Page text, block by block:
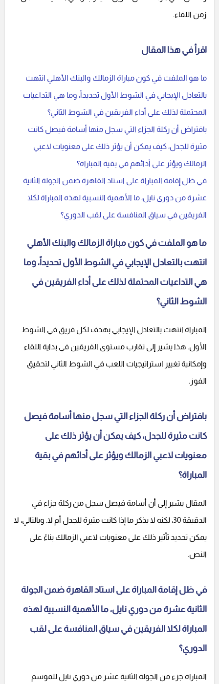
زمن اللقاء.
اقرأ في هذا المقال
ما هو الملفت في كون مباراة الزمالك والبنك الأهلي انتهت
بالتعادل الإيجابي في الشوط الأول تحديداً، وما هي التداعيات
المحتملة لذلك على أداء الفريقين في الشوط الثاني؟
بافتراض أن ركلة الجزاء التي سجل منها أسامة فيصل كانت
مثيرة للجدل، كيف يمكن أن يؤثر ذلك على معنويات لاعبي
الزمالك ويؤثر على أدائهم في بقية المباراة؟
في ظل إقامة المباراة على استاد القاهرة ضمن الجولة الثانية
عشرة من دوري نايل، ما الأهمية النسبية لهذه المباراة لكلا
الفريقين في سياق المنافسة على لقب الدوري؟
ما هو الملفت في كون مباراة الزمالك والبنك الأهلي
انتهت بالتعادل الإيجابي في الشوط الأول تحديداً، وما
هي التداعيات المحتملة لذلك على أداء الفريقين في
الشوط الثاني؟
المباراة انتهت بالتعادل الإيجابي بهدف لكل فريق في الشوط
الأول. هذا يشير إلى تقارب مستوى الفريقين في بداية اللقاء
وإمكانية تغيير استراتيجيات اللعب في الشوط الثاني لتحقيق
الفوز.
بافتراض أن ركلة الجزاء التي سجل منها أسامة فيصل
كانت مثيرة للجدل، كيف يمكن أن يؤثر ذلك على
معنويات لاعبي الزمالك ويؤثر على أدائهم في بقية
المباراة؟
المقال يشير إلى أن أسامة فيصل سجل من ركلة جزاء في
الدقيقة 30، لكنه لا يذكر ما إذا كانت مثيرة للجدل أم لا. وبالتالي، لا
يمكن تحديد تأثير ذلك على معنويات لاعبي الزمالك بناءً على
النص.
في ظل إقامة المباراة على استاد القاهرة ضمن الجولة
الثانية عشرة من دوري نايل، ما الأهمية النسبية لهذه
المباراة لكلا الفريقين في سياق المنافسة على لقب
الدوري؟
المباراة جزء من الجولة الثانية عشر من دوري نايل للموسم